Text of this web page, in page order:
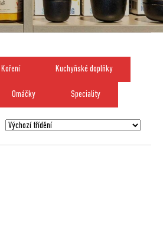
Koření Kuchyňské doplňky
Omáčky Speciality